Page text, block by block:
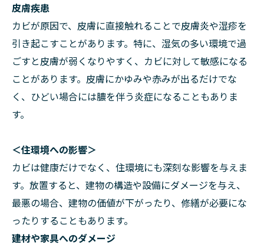
皮膚疾患
カビが原因で、皮膚に直接触れることで皮膚炎や湿疹を
引き起こすことがあります。特に、湿気の多い環境で過
ごすと皮膚が弱くなりやすく、カビに対して敏感になる
ことがあります。皮膚にかゆみや赤みが出るだけでな
く、ひどい場合には膿を伴う炎症になることもありま
す。
＜住環境への影響＞
カビは健康だけでなく、住環境にも深刻な影響を与えま
す。放置すると、建物の構造や設備にダメージを与え、
最悪の場合、建物の価値が下がったり、修繕が必要にな
ったりすることもあります。
建材や家具へのダメージ